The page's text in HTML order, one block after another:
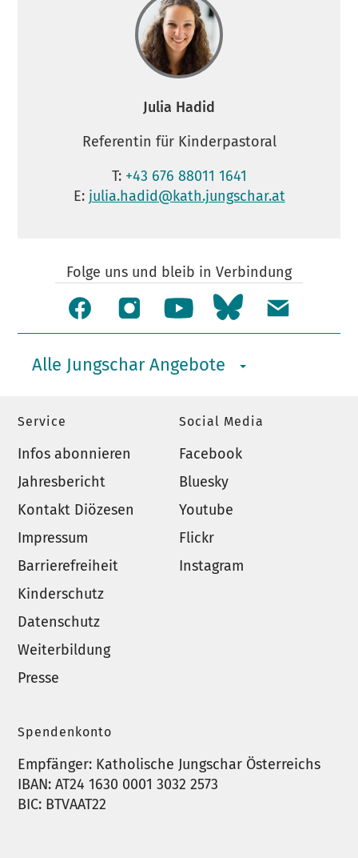
Julia Hadid
Referentin für Kinderpastoral
T: +43 676 88011 1641
E: julia.hadid@kath.jungschar.at
Folge uns und bleib in Verbindung
Alle Jungschar Angebote
Service
Infos abonnieren
Jahresbericht
Kontakt Diözesen
Impressum
Barrierefreiheit
Kinderschutz
Datenschutz
Weiterbildung
Presse
Social Media
Facebook
Bluesky
Youtube
Flickr
Instagram
Spendenkonto
Empfänger: Katholische Jungschar Österreichs
IBAN: AT24 1630 0001 3032 2573
BIC: BTVAAT22